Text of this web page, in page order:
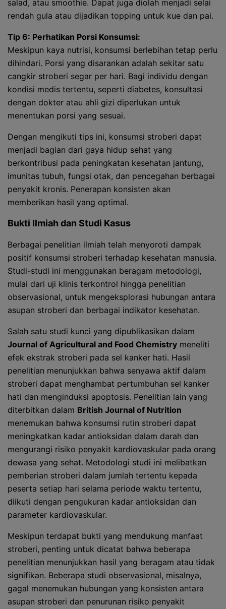
salad, atau smoothie. Dapat juga diolah menjadi selai
rendah gula atau dijadikan topping untuk kue dan pai.
Tip 6: Perhatikan Porsi Konsumsi:
Meskipun kaya nutrisi, konsumsi berlebihan tetap perlu
dihindari. Porsi yang disarankan adalah sekitar satu
cangkir stroberi segar per hari. Bagi individu dengan
kondisi medis tertentu, seperti diabetes, konsultasi
dengan dokter atau ahli gizi diperlukan untuk
menentukan porsi yang sesuai.
Dengan mengikuti tips ini, konsumsi stroberi dapat
menjadi bagian dari gaya hidup sehat yang
berkontribusi pada peningkatan kesehatan jantung,
imunitas tubuh, fungsi otak, dan pencegahan berbagai
penyakit kronis. Penerapan konsisten akan
memberikan hasil yang optimal.
Bukti Ilmiah dan Studi Kasus
Berbagai penelitian ilmiah telah menyoroti dampak
positif konsumsi stroberi terhadap kesehatan manusia.
Studi-studi ini menggunakan beragam metodologi,
mulai dari uji klinis terkontrol hingga penelitian
observasional, untuk mengeksplorasi hubungan antara
asupan stroberi dan berbagai indikator kesehatan.
Salah satu studi kunci yang dipublikasikan dalam
Journal of Agricultural and Food Chemistry meneliti
efek ekstrak stroberi pada sel kanker hati. Hasil
penelitian menunjukkan bahwa senyawa aktif dalam
stroberi dapat menghambat pertumbuhan sel kanker
hati dan menginduksi apoptosis. Penelitian lain yang
diterbitkan dalam British Journal of Nutrition
menemukan bahwa konsumsi rutin stroberi dapat
meningkatkan kadar antioksidan dalam darah dan
mengurangi risiko penyakit kardiovaskular pada orang
dewasa yang sehat. Metodologi studi ini melibatkan
pemberian stroberi dalam jumlah tertentu kepada
peserta setiap hari selama periode waktu tertentu,
diikuti dengan pengukuran kadar antioksidan dan
parameter kardiovaskular.
Meskipun terdapat bukti yang mendukung manfaat
stroberi, penting untuk dicatat bahwa beberapa
penelitian menunjukkan hasil yang beragam atau tidak
signifikan. Beberapa studi observasional, misalnya,
gagal menemukan hubungan yang konsisten antara
asupan stroberi dan penurunan risiko penyakit